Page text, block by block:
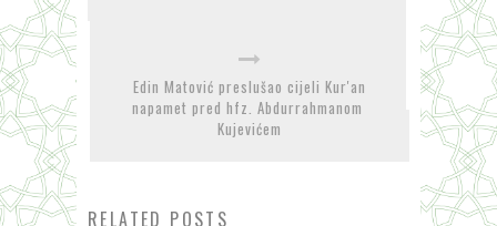
Edin Matović preslušao cijeli Kur'an
napamet pred hfz. Abdurrahmanom
Kujevićem
RELATED POSTS